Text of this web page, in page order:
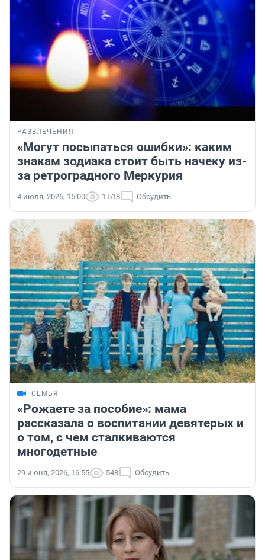
РАЗВЛЕЧЕНИЯ
«Могут посыпаться ошибки»: каким
знакам зодиака стоит быть начеку из-
за ретроградного Меркурия
4 июля, 2026, 16:00 1 518 Обсудить
СЕМЬЯ
«Рожаете за пособие»: мама
рассказала о воспитании девятерых и
о том, с чем сталкиваются
многодетные
29 июня, 2026, 16:55 548 Обсудить